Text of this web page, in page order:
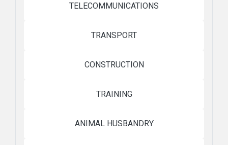
TELECOMMUNICATIONS
TRANSPORT
CONSTRUCTION
TRAINING
ANIMAL HUSBANDRY